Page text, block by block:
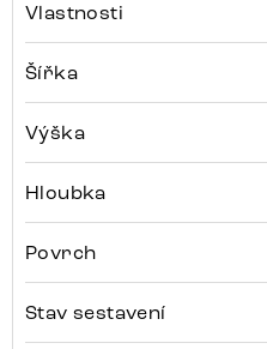
Vlastnosti
Šířka
Výška
Hloubka
Povrch
Stav sestavení